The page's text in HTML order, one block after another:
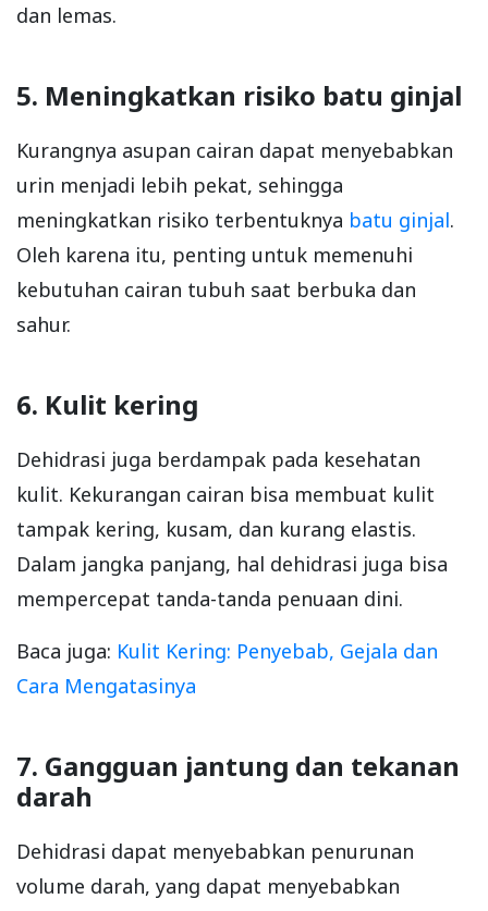
dan lemas.
5. Meningkatkan risiko batu ginjal
Kurangnya asupan cairan dapat menyebabkan
urin menjadi lebih pekat, sehingga
meningkatkan risiko terbentuknya batu ginjal.
Oleh karena itu, penting untuk memenuhi
kebutuhan cairan tubuh saat berbuka dan
sahur.
6. Kulit kering
Dehidrasi juga berdampak pada kesehatan
kulit. Kekurangan cairan bisa membuat kulit
tampak kering, kusam, dan kurang elastis.
Dalam jangka panjang, hal dehidrasi juga bisa
mempercepat tanda-tanda penuaan dini.
Baca juga: Kulit Kering: Penyebab, Gejala dan
Cara Mengatasinya
7. Gangguan jantung dan tekanan
darah
Dehidrasi dapat menyebabkan penurunan
volume darah, yang dapat menyebabkan